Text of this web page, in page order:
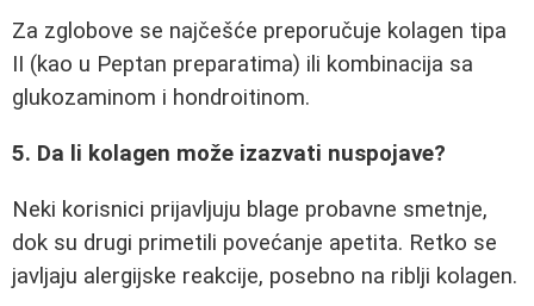
Za zglobove se najčešće preporučuje kolagen tipa
II (kao u Peptan preparatima) ili kombinacija sa
glukozaminom i hondroitinom.
5. Da li kolagen može izazvati nuspojave?
Neki korisnici prijavljuju blage probavne smetnje,
dok su drugi primetili povećanje apetita. Retko se
javljaju alergijske reakcije, posebno na riblji kolagen.